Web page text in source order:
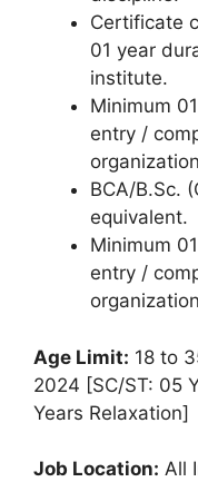
Certificate
01 year
institute.
Minimum
entry /
BCA/B.Sc.
equivalent.
Minimum
entry /
Age Limit: 18 to
2024 [SC/ST: 05
Years Relaxation]
Job Location: All